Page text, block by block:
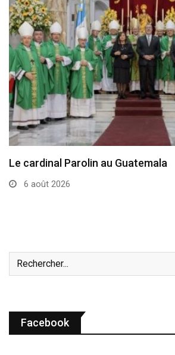
Léon XIV: la prière n’est pas une
5 août 2026
Facebook